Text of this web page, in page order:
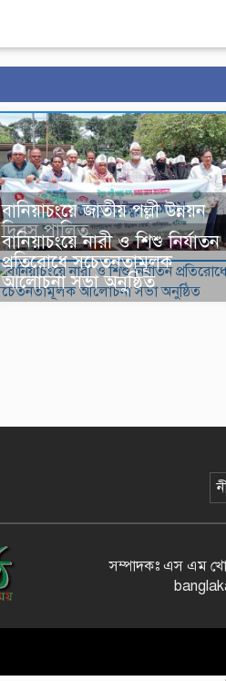
বানিয়াচংয়ে জাতীয় পল্লী উন্নয়ন
দিবস পালিত
বানিয়াচংয়ে নারী ও শিশু নির্যাতন
প্রতিরোধে সচেতনতামূলক
আলোচনা সভা অনুষ্ঠিত
সম্পাদকঃ এস এম